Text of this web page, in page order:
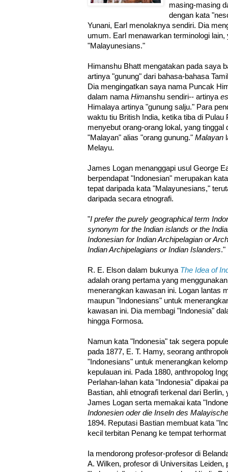
masing-masing
dengan kata
Yunani, Earl menolaknya sendiri. Dia
umum. Earl menawarkan terminologi lain,
"Malayunesians."
Himanshu Bhatt mengatakan pada saya
artinya "gunung" dari bahasa-bahasa
Dia mengingatkan saya nama Puncak
dalam nama Himanshu sendiri-- artinya es
Himalaya artinya "gunung salju." Para
waktu tiu British India, ketika tiba di Pulau
menyebut orang-orang lokal, yang tinggal
"Malayan" alias "orang gunung." Malayan
Melayu.
James Logan menanggapi usul George
berpendapat "Indonesian" merupakan
tepat daripada kata "Malayunesians,"
daripada secara etnografi.
"I prefer the purely geographical term
synonym for the Indian islands or the
Indonesian for Indian Archipelagian or
Indian Archipelagians or Indian Islanders."
R. E. Elson dalam bukunya The Idea of
adalah orang pertama yang
menerangkan kawasan ini. Logan lantas
maupun "Indonesians" untuk
kawasan ini. Dia membagi "Indonesia"
hingga Formosa.
Namun kata "Indonesia" tak segera
pada 1877, E. T. Hamy, seorang
"Indonesians" untuk menerangkan
kepulauan ini. Pada 1880, anthropolog
Perlahan-lahan kata "Indonesia" dipakai
Bastian, ahli etnografi terkenal dari
James Logan serta memakai kata
Indonesien oder die Inseln des
1894. Reputasi Bastian membuat kata
kecil terbitan Penang ke tempat
Ia mendorong profesor-profesor di
A. Wilken, profesor di Universitas Leiden,